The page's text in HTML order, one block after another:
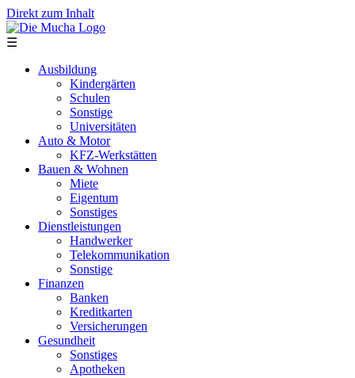
Direkt zum Inhalt
☰
Ausbildung
Kindergärten
Schulen
Sonstige
Universitäten
Auto & Motor
KFZ-Werkstätten
Bauen & Wohnen
Miete
Eigentum
Sonstiges
Dienstleistungen
Handwerker
Telekommunikation
Sonstige
Finanzen
Banken
Kreditkarten
Versicherungen
Gesundheit
Sonstiges
Apotheken